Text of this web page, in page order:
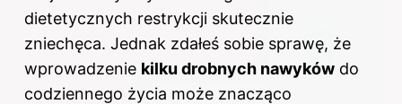
dietetycznych restrykcji skutecznie
zniechęca. Jednak zdałeś sobie sprawę, że
wprowadzenie kilku drobnych nawyków do
codziennego życia może znacząco